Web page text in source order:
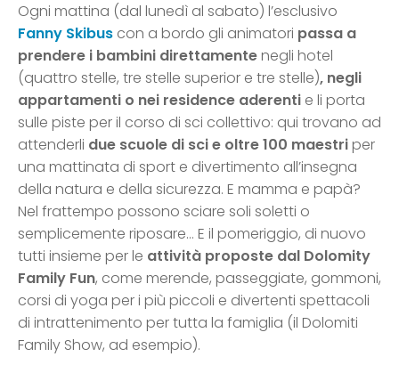
Ogni mattina (dal lunedì al sabato) l’esclusivo
Fanny Skibus con a bordo gli animatori passa a
prendere i bambini direttamentenegli hotel
(quattro stelle, tre stelle superior e tre stelle), negli
appartamenti o nei residence aderenti e li porta
sulle piste per il corso di sci collettivo: qui trovano ad
attenderli due scuole di sci e oltre 100 maestriper
una mattinata di sport e divertimento all’insegna
della natura e della sicurezza. E mamma e papà?
Nel frattempo possono sciare soli soletti o
semplicemente riposare… E il pomeriggio, di nuovo
tutti insieme per le attività proposte dal Dolomity
Family Fun, come merende, passeggiate, gommoni,
corsi di yoga per i più piccoli e divertenti spettacoli
di intrattenimento per tutta la famiglia (il Dolomiti
Family Show, ad esempio).